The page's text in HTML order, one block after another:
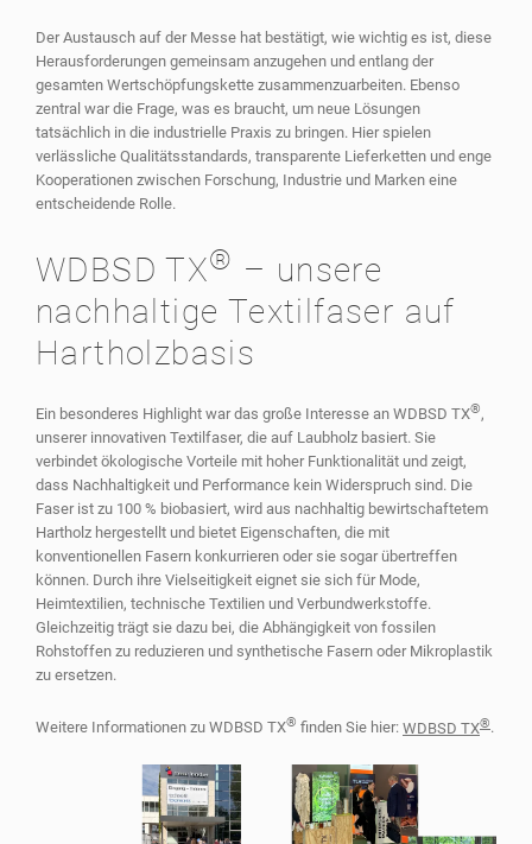
Der Austausch auf der Messe hat bestätigt, wie wichtig es ist, diese
Herausforderungen gemeinsam anzugehen und entlang der
gesamten Wertschöpfungskette zusammenzuarbeiten. Ebenso
zentral war die Frage, was es braucht, um neue Lösungen
tatsächlich in die industrielle Praxis zu bringen. Hier spielen
verlässliche Qualitätsstandards, transparente Lieferketten und enge
Kooperationen zwischen Forschung, Industrie und Marken eine
entscheidende Rolle.
WDBSD TX® – unsere
nachhaltige Textilfaser auf
Hartholzbasis
Ein besonderes Highlight war das große Interesse an WDBSD TX®,
unserer innovativen Textilfaser, die auf Laubholz basiert. Sie
verbindet ökologische Vorteile mit hoher Funktionalität und zeigt,
dass Nachhaltigkeit und Performance kein Widerspruch sind. Die
Faser ist zu 100 % biobasiert, wird aus nachhaltig bewirtschaftetem
Hartholz hergestellt und bietet Eigenschaften, die mit
konventionellen Fasern konkurrieren oder sie sogar übertreffen
können. Durch ihre Vielseitigkeit eignet sie sich für Mode,
Heimtextilien, technische Textilien und Verbundwerkstoffe.
Gleichzeitig trägt sie dazu bei, die Abhängigkeit von fossilen
Rohstoffen zu reduzieren und synthetische Fasern oder Mikroplastik
zu ersetzen.
Weitere Informationen zu WDBSD TX® finden Sie hier: WDBSD TX®.